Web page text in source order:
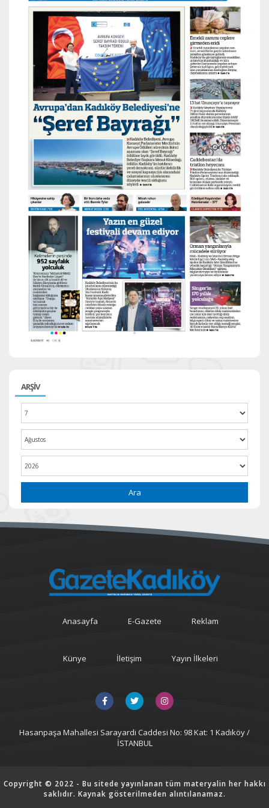
ARŞİV
Ara
Anasayfa E-Gazete Reklam
Künye İletişim Yayın İlkeleri
Hasanpaşa Mahallesi Sarayardi Caddesi No: 98 Kat: 1 Kadıköy /
İSTANBUL
Copyright © 2022 - Bu sitede yayınlanan tüm materyalin her hakkı
saklıdır. Kaynak gösterilmeden alıntılanamaz.